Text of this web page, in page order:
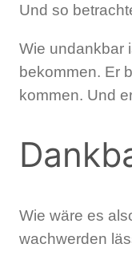
Und so
Wie undankbar
bekommen. Er
kommen. Und
Wie wäre es
wachwerden